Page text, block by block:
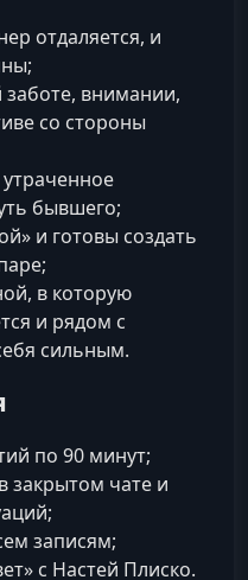
отдаляется, и
внимании,
со стороны
бывшего;
и готовы создать
в которую
и рядом с
сильным.
по 90 минут;
закрытом чате и
записям;
с Настей Плиско.